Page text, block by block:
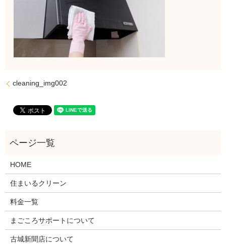
cleaning_img002
HOME
住まいるクリーン
料金一覧
まごころサポートについて
古城新聞店について